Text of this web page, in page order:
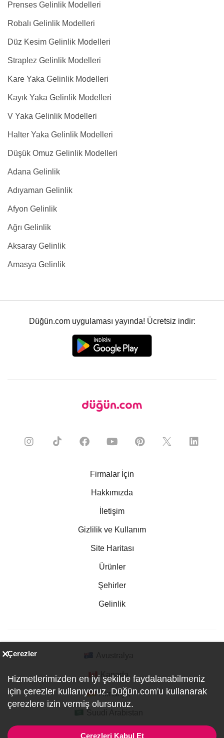
Prenses Gelinlik Modelleri
Robalı Gelinlik Modelleri
Düz Kesim Gelinlik Modelleri
Straplez Gelinlik Modelleri
Kare Yaka Gelinlik Modelleri
Kayık Yaka Gelinlik Modelleri
V Yaka Gelinlik Modelleri
Halter Yaka Gelinlik Modelleri
Düşük Omuz Gelinlik Modelleri
Adana Gelinlik
Adıyaman Gelinlik
Afyon Gelinlik
Ağrı Gelinlik
Aksaray Gelinlik
Amasya Gelinlik
Düğün.com uygulaması yayında! Ücretsiz indir:
Firmalar İçin
Hakkımızda
İletişim
Gizlilik ve Kullanım
Site Haritası
Ürünler
Şehirler
Gelinlik
Kanada
Almanya
Çerezler
Hizmetlerimizden en iyi şekilde faydalanabilmeniz
için çerezler kullanıyoruz. Düğün.com'u kullanarak
çerezlere izin vermiş olursunuz.
Çerezleri Kabul Et